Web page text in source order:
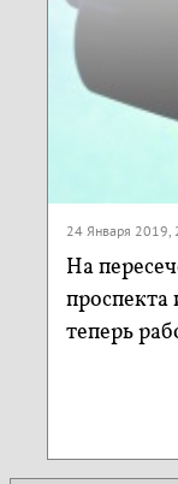
24 Января 2019,
На
теперь